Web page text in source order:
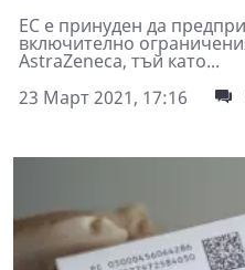
ЕС е принуден да
включително
AstraZeneca, тъй като...
23 Март 2021, 17:16